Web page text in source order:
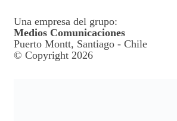
Una empresa del grupo:
Medios Comunicaciones
Puerto Montt, Santiago - Chile
© Copyright 2026